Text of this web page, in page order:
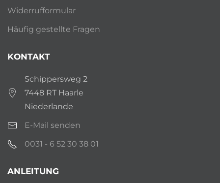
Widerrufformular
Häufig gestellte Fragen
KONTAKT
Schippersweg 2
7448 RT Haarle
Niederlande
E-Mail senden
0031 - 6 52 30 38 01
ANLEITUNG